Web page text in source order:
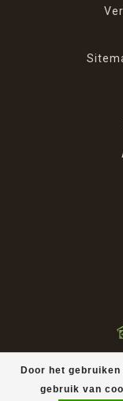
Door het
gebruik van
©